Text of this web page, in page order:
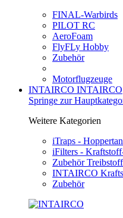
FINAL-Warbirds
PILOT RC
AeroFoam
FlyFLy Hobby
Zubehör
Motorflugzeuge
INTAIRCO INTAIRCO
Springe zur
Weitere Kategorien
iTraps -
iFilters -
Zubehör
INTAIRCO
Zubehör